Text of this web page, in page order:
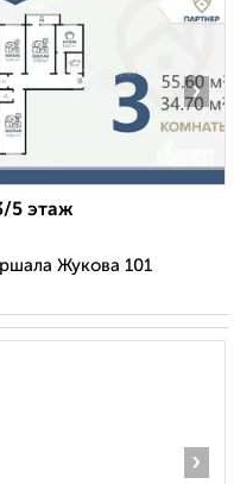
›
5 этаж
Жукова 101
›